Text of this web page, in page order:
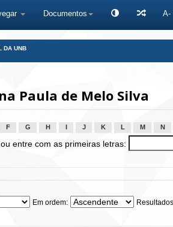
Documentos A-
DA UNB
Paula de Melo Silva
F G H J K L M N
ou entre com as primeiras letras:
Em ordem: